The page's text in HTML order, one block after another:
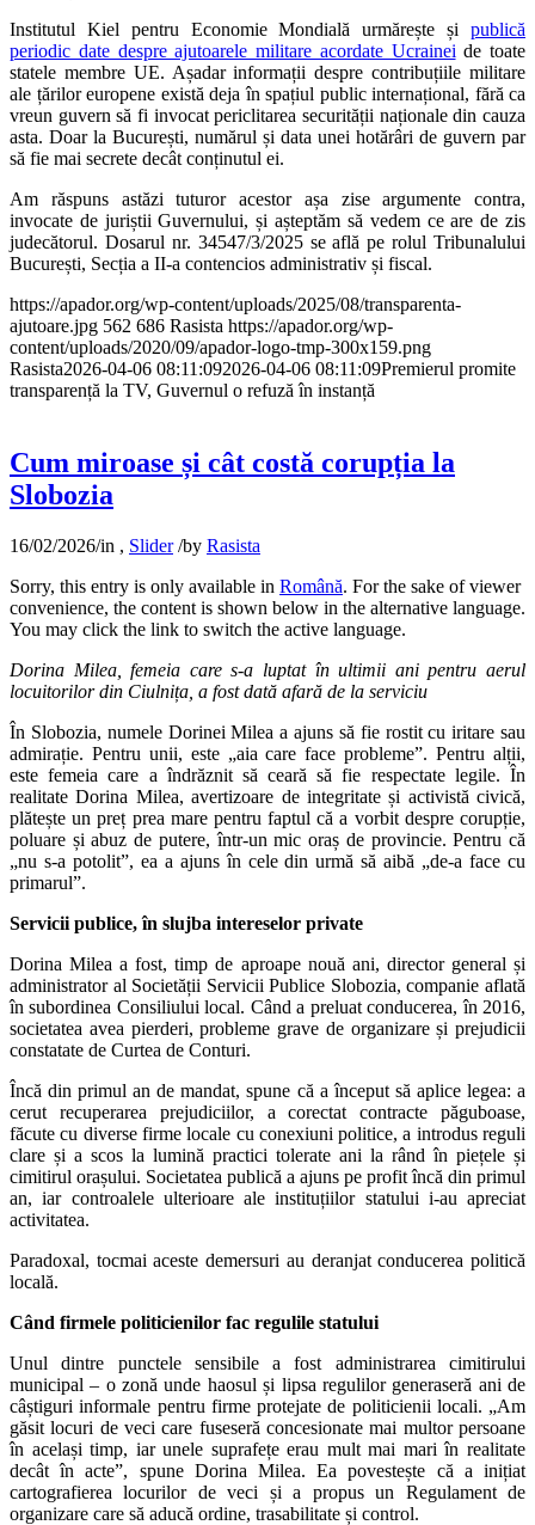
Institutul Kiel pentru Economie Mondială urmărește și publică
periodic date despre ajutoarele militare acordate Ucrainei de toate
statele membre UE. Așadar informații despre contribuțiile militare
ale țărilor europene există deja în spațiul public internațional, fără ca
vreun guvern să fi invocat periclitarea securității naționale din cauza
asta. Doar la București, numărul și data unei hotărâri de guvern par
să fie mai secrete decât conținutul ei.
Am răspuns astăzi tuturor acestor așa zise argumente contra,
invocate de juriștii Guvernului, și așteptăm să vedem ce are de zis
judecătorul. Dosarul nr. 34547/3/2025 se află pe rolul Tribunalului
București, Secția a II-a contencios administrativ și fiscal.
https://apador.org/wp-content/uploads/2025/08/transparenta-
ajutoare.jpg 562 686 Rasista https://apador.org/wp-
content/uploads/2020/09/apador-logo-tmp-300x159.png
Rasista2026-04-06 08:11:092026-04-06 08:11:09Premierul promite
transparență la TV, Guvernul o refuză în instanță
Cum miroase și cât costă corupția la
Slobozia
16/02/2026/in , Slider /by Rasista
Sorry, this entry is only available in Română. For the sake of viewer
convenience, the content is shown below in the alternative language.
You may click the link to switch the active language.
Dorina Milea, femeia care s-a luptat în ultimii ani pentru aerul
locuitorilor din Ciulnița, a fost dată afară de la serviciu
În Slobozia, numele Dorinei Milea a ajuns să fie rostit cu iritare sau
admirație. Pentru unii, este „aia care face probleme”. Pentru alții,
este femeia care a îndrăznit să ceară să fie respectate legile. În
realitate Dorina Milea, avertizoare de integritate și activistă civică,
plătește un preț prea mare pentru faptul că a vorbit despre corupție,
poluare și abuz de putere, într-un mic oraș de provincie. Pentru că
„nu s-a potolit”, ea a ajuns în cele din urmă să aibă „de-a face cu
primarul”.
Servicii publice, în slujba intereselor private
Dorina Milea a fost, timp de aproape nouă ani, director general și
administrator al Societății Servicii Publice Slobozia, companie aflată
în subordinea Consiliului local. Când a preluat conducerea, în 2016,
societatea avea pierderi, probleme grave de organizare și prejudicii
constatate de Curtea de Conturi.
Încă din primul an de mandat, spune că a început să aplice legea: a
cerut recuperarea prejudiciilor, a corectat contracte păguboase,
făcute cu diverse firme locale cu conexiuni politice, a introdus reguli
clare și a scos la lumină practici tolerate ani la rând în piețele și
cimitirul orașului. Societatea publică a ajuns pe profit încă din primul
an, iar controalele ulterioare ale instituțiilor statului i-au apreciat
activitatea.
Paradoxal, tocmai aceste demersuri au deranjat conducerea politică
locală.
Când firmele politicienilor fac regulile statului
Unul dintre punctele sensibile a fost administrarea cimitirului
municipal – o zonă unde haosul și lipsa regulilor generaseră ani de
câștiguri informale pentru firme protejate de politicienii locali. „Am
găsit locuri de veci care fuseseră concesionate mai multor persoane
în același timp, iar unele suprafețe erau mult mai mari în realitate
decât în acte”, spune Dorina Milea. Ea povestește că a inițiat
cartografierea locurilor de veci și a propus un Regulament de
organizare care să aducă ordine, trasabilitate și control.